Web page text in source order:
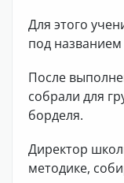
Для этого
под
После
собрали для
борделя.
Директор
методике,